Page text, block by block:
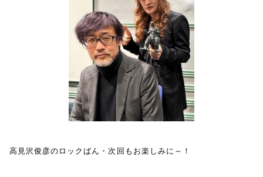
高見沢俊彦のロックばん・次回もお楽しみに～！